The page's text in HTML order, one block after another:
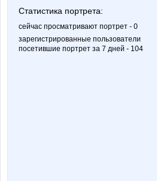
Статистика портрета:
сейчас просматривают портрет - 0
зарегистрированные пользователи
посетившие портрет за 7 дней - 104